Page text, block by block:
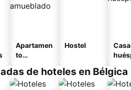
Apartamen
to
o
Hostel
de hoteles en Bélgica